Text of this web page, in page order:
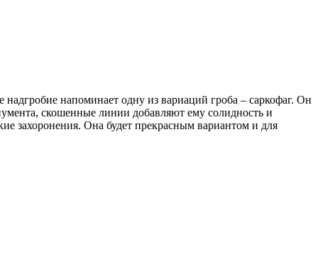
напоминает одну из вариаций гроба – саркофаг. Он
скошенные линии добавляют ему солидность и
захоронения. Она будет прекрасным вариантом и для